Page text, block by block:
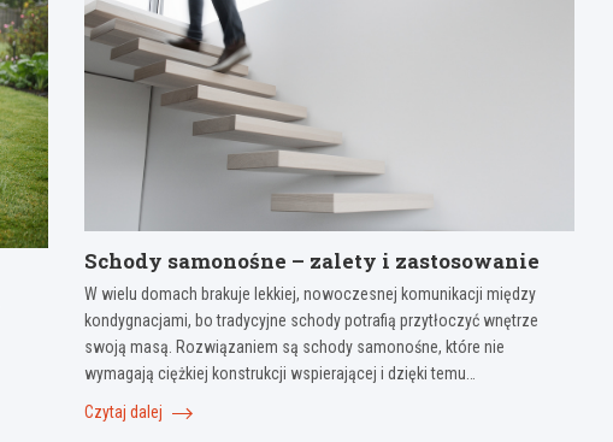
Schody samonośne – zalety i zastosowanie
W wielu domach brakuje lekkiej, nowoczesnej komunikacji między
kondygnacjami, bo tradycyjne schody potrafią przytłoczyć wnętrze
swoją masą. Rozwiązaniem są schody samonośne, które nie
wymagają ciężkiej konstrukcji wspierającej i dzięki temu…
Czytaj dalej